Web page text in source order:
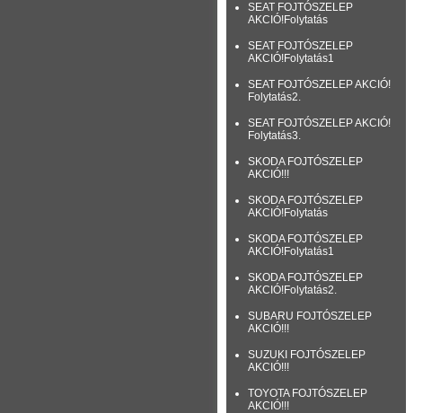
SEAT FOJTÓSZELEP
AKCIÓ!Folytatás
SEAT FOJTÓSZELEP
AKCIÓ!Folytatás1
SEAT FOJTÓSZELEP AKCIÓ!
Folytatás2.
SEAT FOJTÓSZELEP AKCIÓ!
Folytatás3.
SKODA FOJTÓSZELEP
AKCIÓ!!!
SKODA FOJTÓSZELEP
AKCIÓ!Folytatás
SKODA FOJTÓSZELEP
AKCIÓ!Folytatás1
SKODA FOJTÓSZELEP
AKCIÓ!Folytatás2.
SUBARU FOJTÓSZELEP
AKCIÓ!!!
SUZUKI FOJTÓSZELEP
AKCIÓ!!!
TOYOTA FOJTÓSZELEP
AKCIÓ!!!